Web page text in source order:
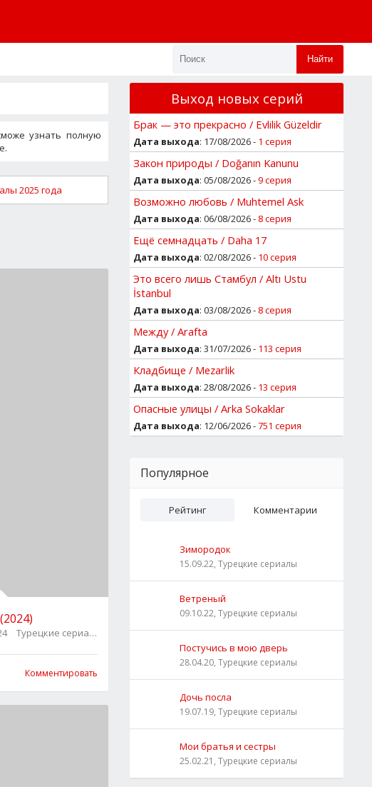
Найти
узнать полную
2025 года
Турецкие сериалы
Комментировать
Выход новых серий
Брак — это прекрасно / Evlilik Güzeldir
Дата выхода: 17/08/2026 - 1 серия
Закон природы / Doğanın Kanunu
Дата выхода: 05/08/2026 -9 серия
Возможно любовь / Muhtemel Ask
Дата выхода: 06/08/2026 - 8 серия
Ещё семнадцать / Daha 17
Дата выхода: 02/08/2026 - 10 серия
Это всего лишь Стамбул / Altı Ustu
İstanbul
Дата выхода: 03/08/2026 - 8 серия
Между / Arafta
Дата выхода: 31/07/2026 - 113 серия
Кладбище / Mezarlik
Дата выхода: 28/08/2026 - 13 серия
Опасные улицы / Arka Sokaklar
Дата выхода: 12/06/2026 -751 серия
Популярное
Рейтинг Комментарии
Зимородок
15.09.22, Турецкие сериалы
Ветреный
09.10.22, Турецкие сериалы
Постучись в мою дверь
28.04.20, Турецкие сериалы
Дочь посла
19.07.19, Турецкие сериалы
Мои братья и сестры
25.02.21, Турецкие сериалы